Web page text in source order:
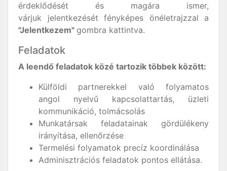
érdeklődését és magára ismer,
várjuk jelentkezését fényképes önéletrajzzal a
"Jelentkezem" gombra kattintva.
Feladatok
A leendő feladatok közé tartozik többek között:
Külföldi partnerekkel való folyamatos
angol nyelvű kapcsolattartás, üzleti
kommunikáció, tolmácsolás
Munkatársak feladatainak gördülékeny
irányítása, ellenőrzése
Termelési folyamatok precíz koordinálása
Adminisztrációs feladatok pontos ellátása.